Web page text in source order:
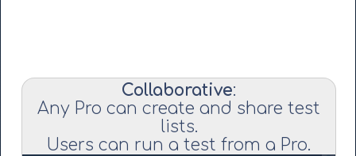
Collaborative:
Any Pro can create and share test
lists.
Users can run a test from a Pro.